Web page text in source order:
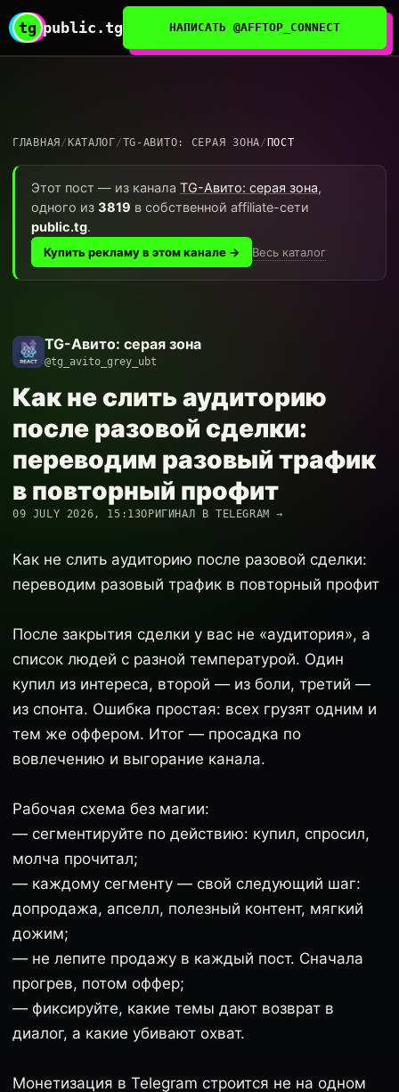
tg public.tg НАПИСАТЬ @AFFTOP_CONNECT
ГЛАВНАЯ / КАТАЛОГ/TG-АВИТО: СЕРАЯ ЗОНА/ ПОСТ
Этот пост — из канала TG-Авито: серая зона,
одного из 3819 в собственной affiliate-сети
public.tg.
Купить рекламу в этом канале → Весь каталог
TG-Авито: серая зона
@tg_avito_grey_ubt
Как не слить аудиторию
после разовой сделки:
переводим разовый трафик
в повторный профит
09 JULY 2026, 15:13ОРИГИНАЛ В TELEGRAM →
Как не слить аудиторию после разовой сделки:
переводим разовый трафик в повторный профит
После закрытия сделки у вас не «аудитория», а
список людей с разной температурой. Один
купил из интереса, второй — из боли, третий —
из спонта. Ошибка простая: всех грузят одним и
тем же оффером. Итог — просадка по
вовлечению и выгорание канала.
Рабочая схема без магии:
— сегментируйте по действию: купил, спросил,
молча прочитал;
— каждому сегменту — свой следующий шаг:
допродажа, апселл, полезный контент, мягкий
дожим;
— не лепите продажу в каждый пост. Сначала
прогрев, потом оффер;
— фиксируйте, какие темы дают возврат в
диалог, а какие убивают охват.
Монетизация в Telegram строится не на одном